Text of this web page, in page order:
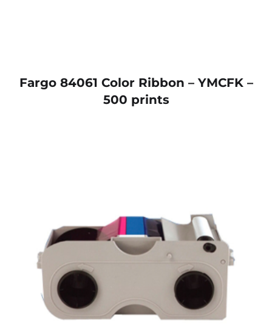
Fargo 84061 Color Ribbon – YMCFK –
500 prints